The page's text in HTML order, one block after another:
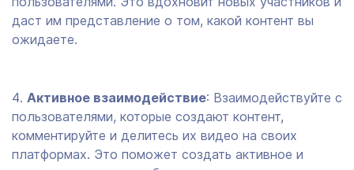
даст им представление о том, какой контент вы
ожидаете.
Активное взаимодействие: Взаимодействуйте с
пользователями, которые создают контент,
комментируйте и делитесь их видео на своих
платформах. Это поможет создать активное и